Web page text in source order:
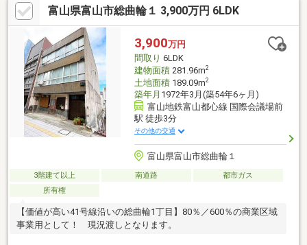
富山県富山市総曲輪１ 3,900万円 6LDK
3,900万円
間取り 6LDK
建物面積281.96m2
土地面積189.09m2
築年月 1972年3月(築54年6ヶ月)
富山地鉄富山都心線 国際会議場前
駅 徒歩3分
その他の交通
富山県富山市総曲輪１
3階建て以上 南道路
都市ガス
所有権
【価値が高い41号線沿いの総曲輪1丁目】80％／600％の商業区域
事業用として！ 現況渡しとなります。